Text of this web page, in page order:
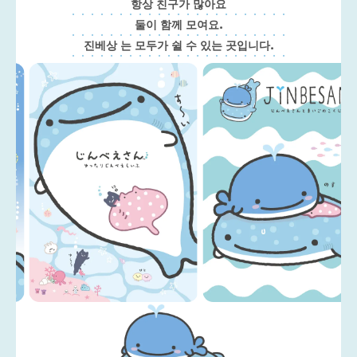
항상 친구가 많아요
둘이 함께 모여요.
진베상 는 모두가 쉴 수 있는 곳입니다.